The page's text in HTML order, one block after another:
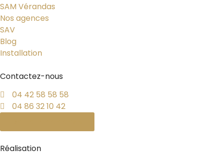
SAM Vérandas
Nos agences
SAV
Blog
Installation
Contactez-nous
04 42 58 58 58
04 86 32 10 42
Réalisation